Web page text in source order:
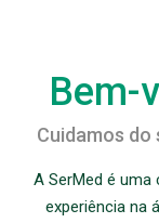
Bem-
Cuidamos do
A SerMed é
experiência na